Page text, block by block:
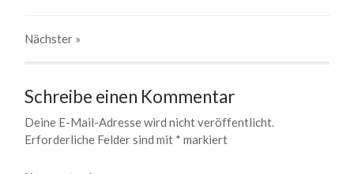
Nächster »
Schreibe einen Kommentar
Deine E-Mail-Adresse wird nicht veröffentlicht.
Erforderliche Felder sind mit * markiert